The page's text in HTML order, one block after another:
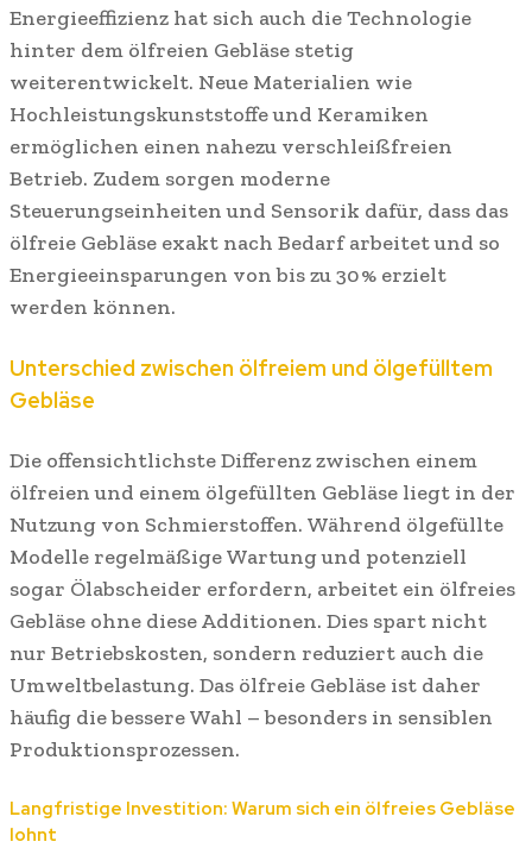
Energieeffizienz hat sich auch die Technologie
hinter dem ölfreien Gebläse stetig
weiterentwickelt. Neue Materialien wie
Hochleistungskunststoffe und Keramiken
ermöglichen einen nahezu verschleißfreien
Betrieb. Zudem sorgen moderne
Steuerungseinheiten und Sensorik dafür, dass das
ölfreie Gebläse exakt nach Bedarf arbeitet und so
Energieeinsparungen von bis zu 30 % erzielt
werden können.
Unterschied zwischen ölfreiem und ölgefülltem
Gebläse
Die offensichtlichste Differenz zwischen einem
ölfreien und einem ölgefüllten Gebläse liegt in der
Nutzung von Schmierstoffen. Während ölgefüllte
Modelle regelmäßige Wartung und potenziell
sogar Ölabscheider erfordern, arbeitet ein ölfreies
Gebläse ohne diese Additionen. Dies spart nicht
nur Betriebskosten, sondern reduziert auch die
Umweltbelastung. Das ölfreie Gebläse ist daher
häufig die bessere Wahl – besonders in sensiblen
Produktionsprozessen.
Langfristige Investition: Warum sich ein ölfreies Gebläse
lohnt